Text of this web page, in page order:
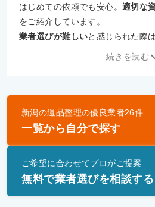
はじめての依頼でも安心。適切な
をご紹介しています。
業者選びが難しいと感じられた際
優良業者とは
一般財団法人遺品整理認定協会
士」資格を持つ事業者のみ掲載
続きを読む
新潟の遺品整理の優良業者26件
一覧から自分で探す
ご希望に合わせてプロがご提案
無料で業者選びを相談する